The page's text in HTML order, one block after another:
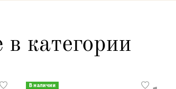
категории
В наличии